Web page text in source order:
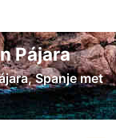
Pájara
Spanje met